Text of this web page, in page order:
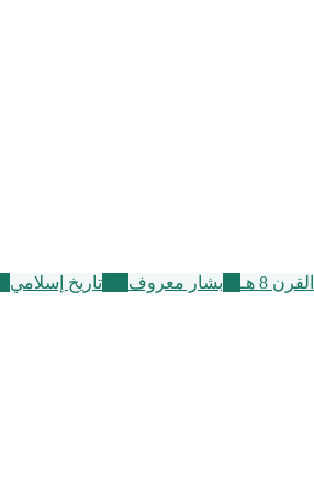
القرن 8 هـ بشار معروف تاريخ إسلامي